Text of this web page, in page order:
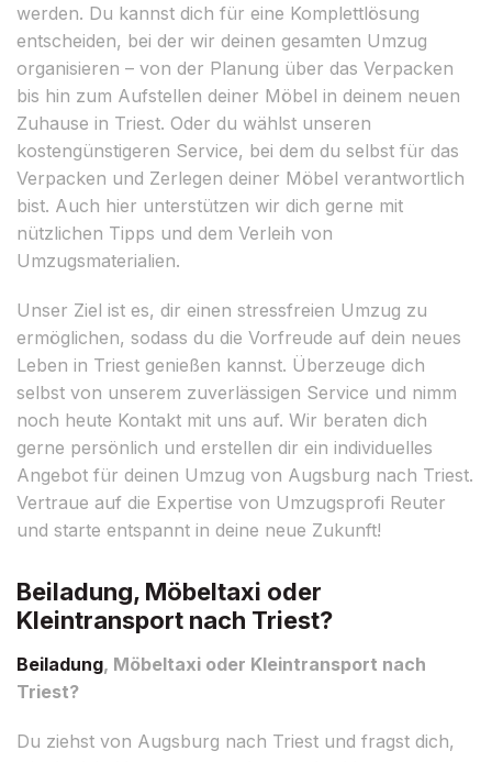
werden. Du kannst dich für eine Komplettlösung
entscheiden, bei der wir deinen gesamten Umzug
organisieren – von der Planung über das Verpacken
bis hin zum Aufstellen deiner Möbel in deinem neuen
Zuhause in Triest. Oder du wählst unseren
kostengünstigeren Service, bei dem du selbst für das
Verpacken und Zerlegen deiner Möbel verantwortlich
bist. Auch hier unterstützen wir dich gerne mit
nützlichen Tipps und dem Verleih von
Umzugsmaterialien.
Unser Ziel ist es, dir einen stressfreien Umzug zu
ermöglichen, sodass du die Vorfreude auf dein neues
Leben in Triest genießen kannst. Überzeuge dich
selbst von unserem zuverlässigen Service und nimm
noch heute Kontakt mit uns auf. Wir beraten dich
gerne persönlich und erstellen dir ein individuelles
Angebot für deinen Umzug von Augsburg nach Triest.
Vertraue auf die Expertise von Umzugsprofi Reuter
und starte entspannt in deine neue Zukunft!
Beiladung, Möbeltaxi oder
Kleintransport nach Triest?
Beiladung, Möbeltaxi oder Kleintransport nach
Triest?
Du ziehst von Augsburg nach Triest und fragst dich,